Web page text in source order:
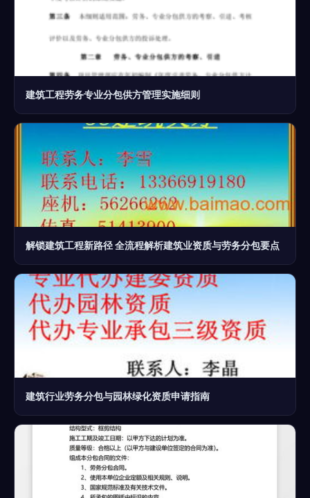
建筑工程劳务专业分包供方管理实施细则
解锁建筑工程新路径 全流程解析建筑业资质与劳务分包要点
建筑行业劳务分包与园林绿化资质申请指南